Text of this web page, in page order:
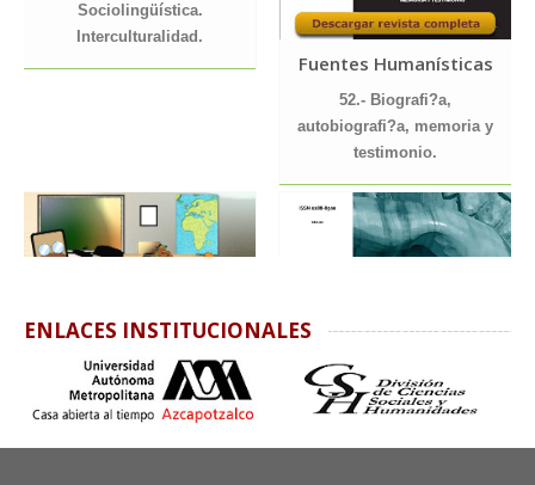
Sociolingüística.
Interculturalidad.
Fuentes Humanísticas
52.- Biografi?a,
autobiografi?a, memoria y
testimonio.
Relingüistica Aplicada
27
TIC.
Didáctica.
ENLACES INSTITUCIONALES